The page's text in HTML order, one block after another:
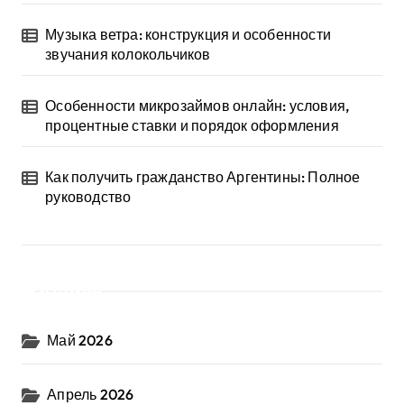
Музыка ветра: конструкция и особенности
звучания колокольчиков
Особенности микрозаймов онлайн: условия,
процентные ставки и порядок оформления
Как получить гражданство Аргентины: Полное
руководство
Май 2026
Апрель 2026